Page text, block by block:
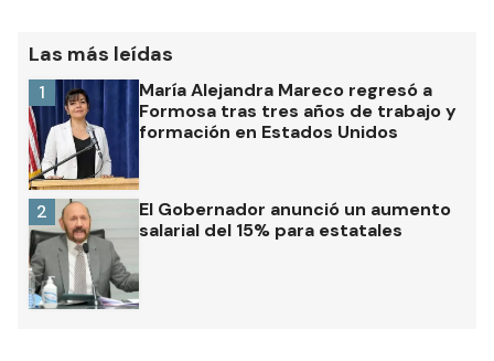
Las más leídas
María Alejandra Mareco regresó a
Formosa tras tres años de trabajo y
formación en Estados Unidos
1
El Gobernador anunció un aumento
salarial del 15% para estatales
2